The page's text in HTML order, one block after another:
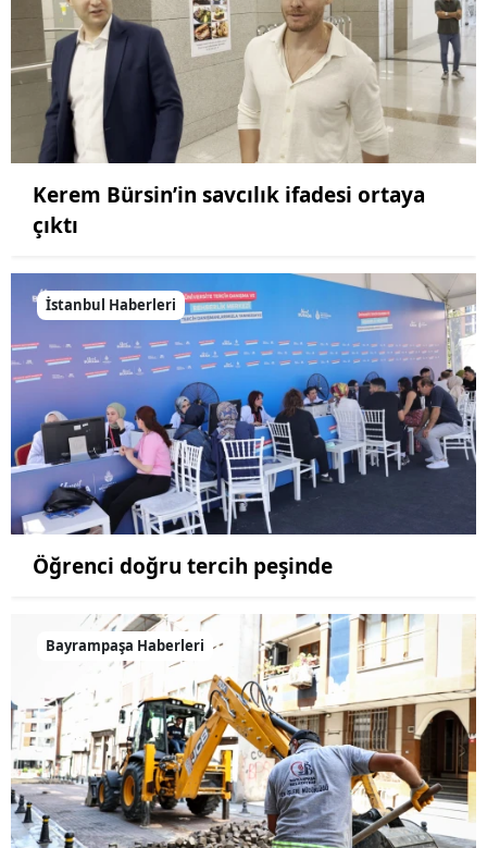
Kerem Bürsin’in savcılık ifadesi ortaya
çıktı
İstanbul Haberleri
Öğrenci doğru tercih peşinde
Bayrampaşa Haberleri